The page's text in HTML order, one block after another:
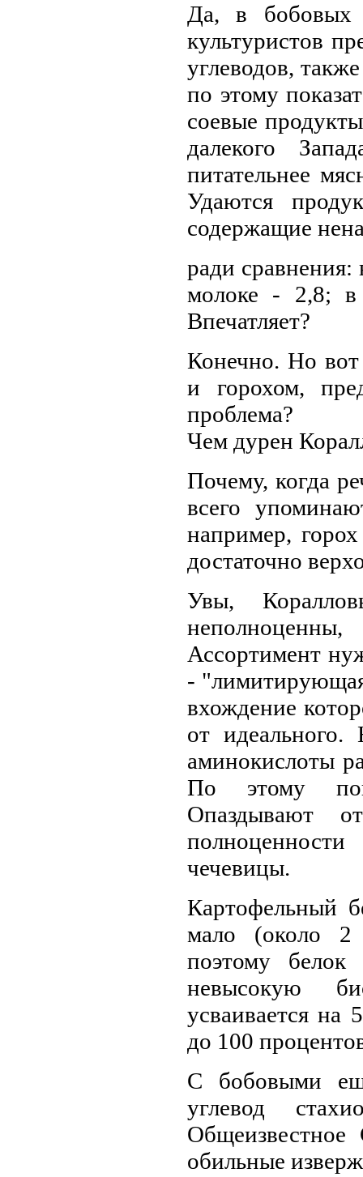
Да, в бобовых
культуристов
углеводов,
по этому
соевые
далекого
питательнее
Удаются
содержащие
ради сравнения:
молоке - 2,8;
Впечатляет?
Конечно. Но вот
и горохом,
проблема?
Чем дурен
Почему, когда
всего
например,
достаточно
Увы,
Ассортимент
-
вхождение
от
аминокислоты
По этому
Опаздывают
чечевицы.
Картофельный
мало (около 2
поэтому белок
невысокую
усваивается на
до 100
С бобовыми
углевод
Общеизвестное
обильные